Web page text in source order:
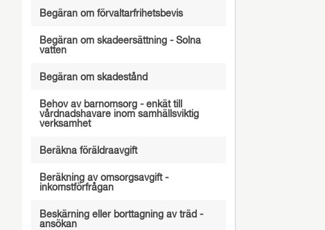
Begäran om förvaltarfrihetsbevis
Begäran om skadeersättning - Solna
vatten
Begäran om skadestånd
Behov av barnomsorg - enkät till
vårdnadshavare inom samhällsviktig
verksamhet
Beräkna föräldraavgift
Beräkning av omsorgsavgift -
inkomstförfrågan
Beskärning eller borttagning av träd -
ansökan